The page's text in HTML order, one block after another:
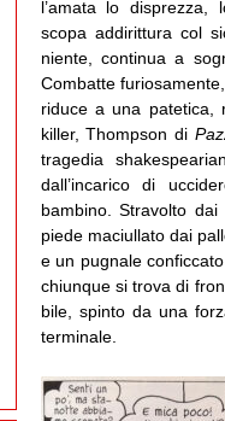
l’amata lo disprezza,
scopa addirittura col
niente, continua a
Combatte
riduce a una patetica,
killer, Thompson di
tragedia
dall’incarico di
bambino. Stravolto
piede maciullato dai
e un pugnale
chiunque si trova di
bile, spinto da una
terminale.